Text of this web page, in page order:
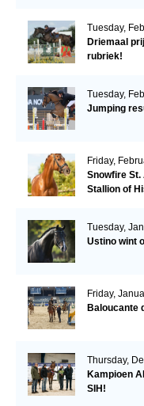
Tuesday,
Driemaal
rubriek!
Tuesday,
Jumping
Friday,
Snowfire
Stallion of
Tuesday,
Ustino wint
Friday,
Baloucante
Thursday,
Kampioen
SIH!